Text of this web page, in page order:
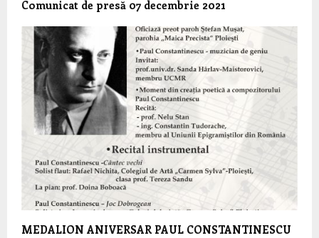
Comunicat de presă 07 decembrie 2021
MEDALION ANIVERSAR PAUL CONSTANTINESCU